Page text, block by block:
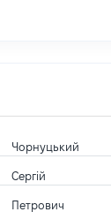
Чорнуцький
Сергій
Петрович